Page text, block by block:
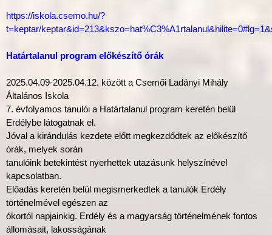
https://iskola.csemo.hu/?
t=keptar/
Határtalanul program előkészítő órák
2025.04.09-2025.04.12. között a Csemői Ladányi Mihály
Általános Iskola
7. évfolyamos tanulói a Határtalanul program keretén belül
Erdélybe látogatnak el.
Jóval a kirándulás kezdete előtt megkezdődtek az előkészítő
órák, melyek során
tanulóink betekintést nyerhettek utazásunk helyszínével
kapcsolatban.
Előadás keretén belül megismerkedtek a tanulók Erdély
történelmével egészen az
ókortól napjainkig. Erdély és a magyarság történelmének fontos
állomásait, lakosságának